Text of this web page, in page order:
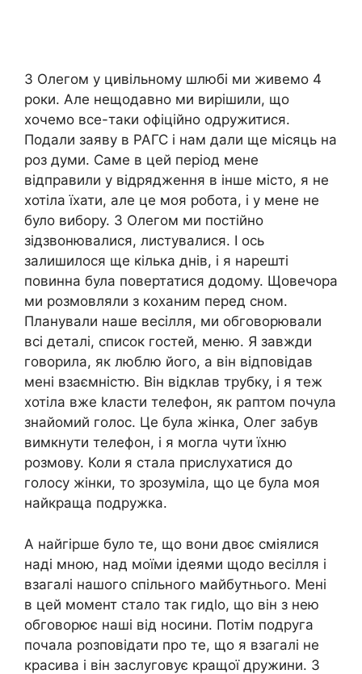
З Олегом у цивільному шлюбі ми живемо 4
роки. Але нещодавно ми вирішили, що
хочемо все-таки офіційно одружитися.
Подали заяву в РАГС і нам дали ще місяць на
роз думи. Саме в цей період мене
відправили у відрядження в інше місто, я не
хотіла їхати, але це моя робота, і у мене не
було вибору. З Олегом ми постійно
зідзвонювалися, листувалися. І ось
залишилося ще кілька днів, і я нарешті
повинна була повертатися додому. Щовечора
ми розмовляли з коханим перед сном.
Планували наше весілля, ми обговорювали
всі деталі, список гостей, меню. Я завжди
говорила, як люблю його, а він відповідав
мені взаємністю. Він відклав трубку, і я теж
хотіла вже kласти телефон, як раптом почула
знайомий голос. Це була жінка, Олег забув
вимкнути телефон, і я могла чути їхню
розмову. Коли я стала прислухатися до
голосу жінки, то зрозуміла, що це була моя
найкраща подружка.
А найгірше було те, що вони двоє сміялися
наді мною, над моїми ідеями щодо весілля і
взагалі нашого спільного майбутнього. Мені
в цей момент стало так гидlо, що він з нею
обговорює наші від носини. Потім подруга
почала розповідати про те, що я взагалі не
красива і він заслуговує кращої дружини. З